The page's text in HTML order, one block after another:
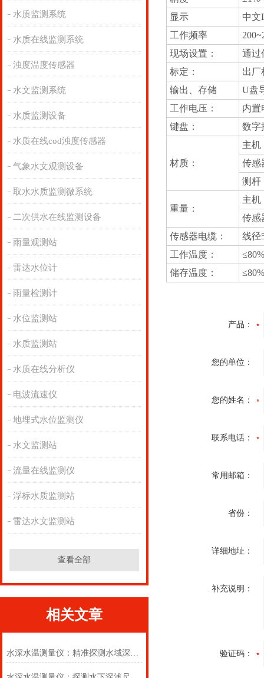
水质监测系统
水质在线监测系统
浊度温度传感器
水文监测系统
水质监测设备
水质在线cod浊度传感器
气象水文观测设备
取水水质监测微系统
二次供水在线监测设备
雨量观测站
雷达水位计
雨量检测计
水位监测站
水质监测站
水质在线分析仪
电波流速仪
地埋式水位监测仪
水文监测站
流量在线监测仪
浮标水质监测站
雷达水文监测站
查看全部
相关文章
水深水温测量仪：精准探测水域深度，实时监测水体温度
显示
中文
工作频率
现场设置：
通过
标定：
出厂
输出、存储
U盘
工作电压：
内置
键盘：
数字
材质：
主机
传感
测杆
重量：
主机
传感
传感器电缆：
线径
工作温度：
储存温度：
产品：
您的单位：
您的姓名：
联系电话：
常用邮箱：
省份：
详细地址：
补充说明：
验证码：